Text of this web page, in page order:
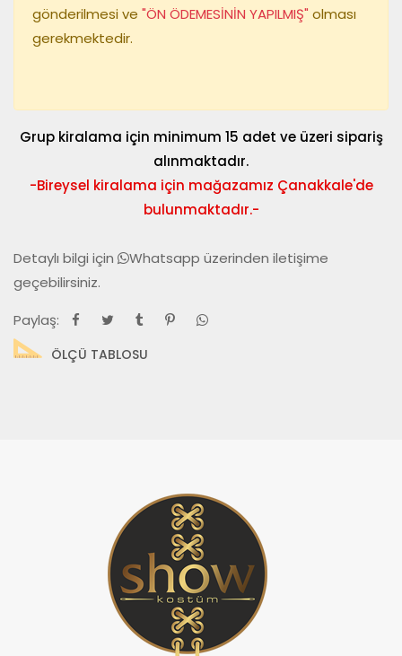
gönderilmesi ve "ÖN ÖDEMESİNİN YAPILMIŞ" olması
gerekmektedir.
Grup kiralama için minimum 15 adet ve üzeri sipariş
alınmaktadır.
-Bireysel kiralama için mağazamız Çanakkale'de
bulunmaktadır.-
Detaylı bilgi için Whatsapp üzerinden iletişime
geçebilirsiniz.
Paylaş:
ÖLÇÜ TABLOSU